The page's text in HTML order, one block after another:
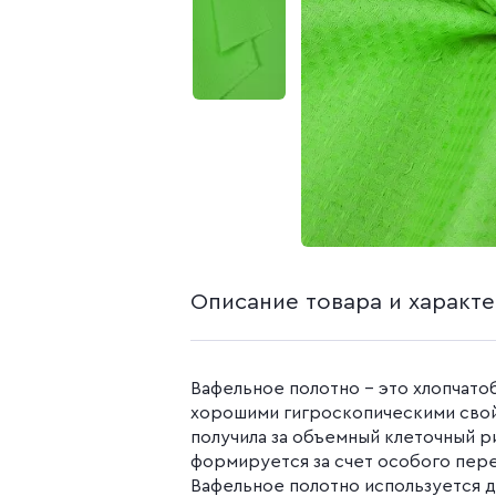
Камуфляжные ткани
Распродажа
Бязь
Бязь набивная
Поплин
Поплин 150 см
Поплин 220 см
Поплин
Поплин
Описание товара и
Вафельное полотно - это
хорошими гигроскопическими
получила за объемный клеточный
формируется за счет особого
Вафельное полотно используется